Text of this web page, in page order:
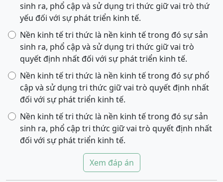
sinh ra, phổ cập và sử dụng tri thức giữ vai trò thứ
yếu đối với sự phát triển kinh tế.
Nền kinh tế tri thức là nền kinh tế trong đó sự sản
sinh ra, phổ cập và sử dụng tri thức giữ vai trò
quyết định nhất đối với sự phát triển kinh tế.
Nền kinh tế tri thức là nền kinh tế trong đó sự phổ
cập và sử dụng tri thức giữ vai trò quyết định nhất
đối với sự phát triển kinh tế.
Nền kinh tế tri thức là nền kinh tế trong đó sự sản
sinh ra, phổ cập tri thức giữ vai trò quyết định nhất
đối với sự phát triển kinh tế.
Xem đáp án